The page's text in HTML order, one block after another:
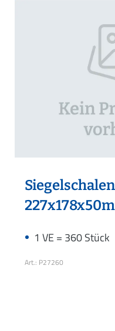
1 VE = 360 Stück
Art.: P27260